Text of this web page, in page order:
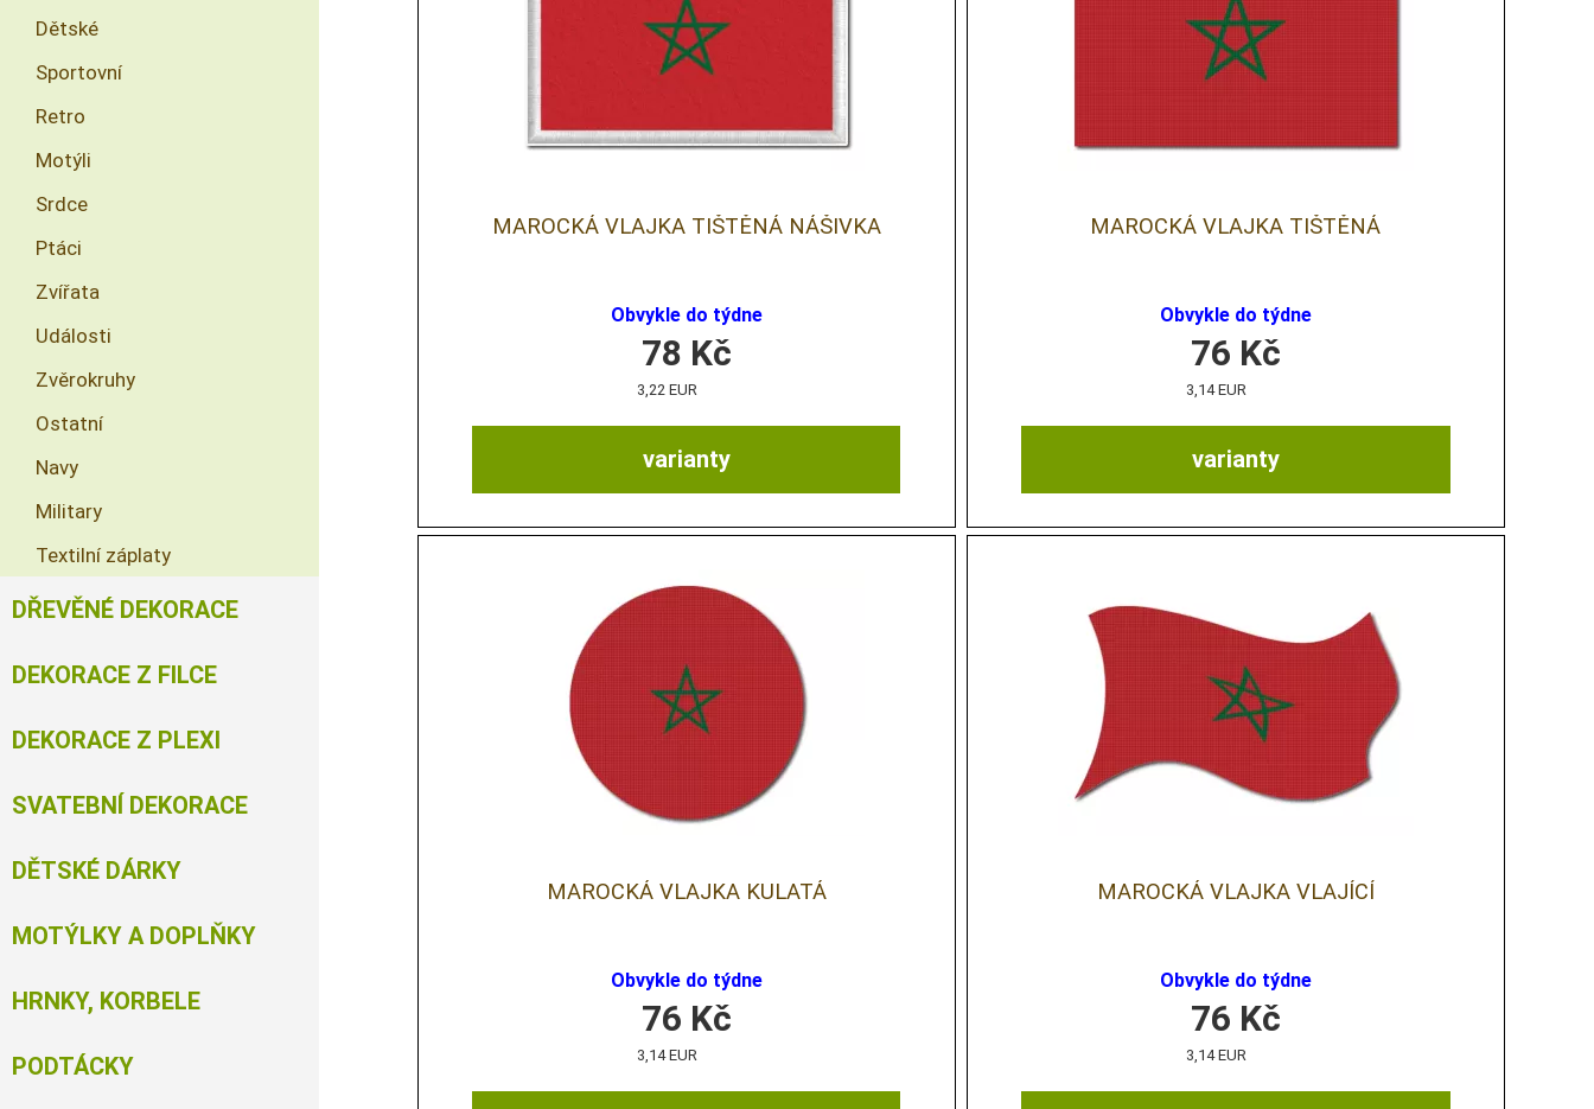
MAROCKÁ VLAJKA TIŠTĚNÁ NÁŠIVKA
Obvykle do týdne
varianty
78 Kč
3,22 EUR
MAROCKÁ VLAJKA TIŠTĚNÁ
Obvykle do týdne
varianty
76 Kč
3,14 EUR
MAROCKÁ VLAJKA KULATÁ
Obvykle do týdne
76 Kč
3,14 EUR
MAROCKÁ VLAJKA VLAJÍCÍ
Obvykle do týdne
76 Kč
3,14 EUR
Dětské
Sportovní
Retro
Motýli
Srdce
Ptáci
Zvířata
Události
Zvěrokruhy
Ostatní
Navy
Military
Textilní záplaty
DŘEVĚNÉ DEKORACE
DEKORACE Z FILCE
DEKORACE Z PLEXI
SVATEBNÍ DEKORACE
DĚTSKÉ DÁRKY
MOTÝLKY A DOPLŇKY
HRNKY, KORBELE
PODTÁCKY